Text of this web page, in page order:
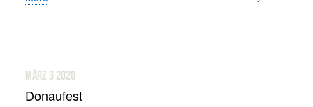
März 3 2020
Donaufest